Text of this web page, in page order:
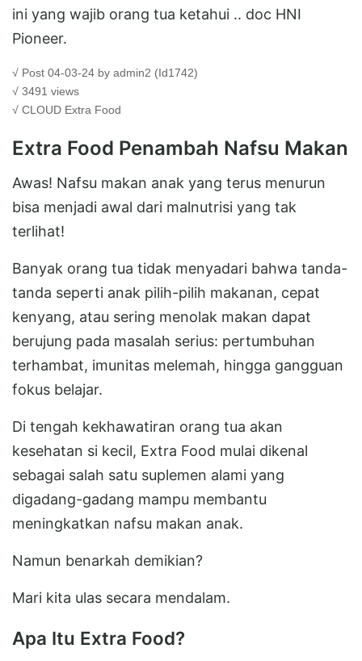
ini yang wajib orang tua ketahui .. doc HNI
Pioneer.
√ Post 04-03-24 by admin2 (Id1742)
√ 3491 views
√ CLOUD Extra Food
Extra Food Penambah Nafsu Makan
Awas! Nafsu makan anak yang terus menurun
bisa menjadi awal dari malnutrisi yang tak
terlihat!
Banyak orang tua tidak menyadari bahwa tanda-
tanda seperti anak pilih-pilih makanan, cepat
kenyang, atau sering menolak makan dapat
berujung pada masalah serius: pertumbuhan
terhambat, imunitas melemah, hingga gangguan
fokus belajar.
Di tengah kekhawatiran orang tua akan
kesehatan si kecil, Extra Food mulai dikenal
sebagai salah satu suplemen alami yang
digadang-gadang mampu membantu
meningkatkan nafsu makan anak.
Namun benarkah demikian?
Mari kita ulas secara mendalam.
Apa Itu Extra Food?